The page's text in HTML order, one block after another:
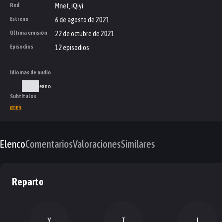
Red Mnet, iQiyi
Estreno 6 de agosto de 2021
Última emisión 22 de octubre de 2021
Episodios 12 episodios
Idiomas de audio
Coreano
Subtítulos
ES
ElencoComentariosValoracionesSimilares
Reparto